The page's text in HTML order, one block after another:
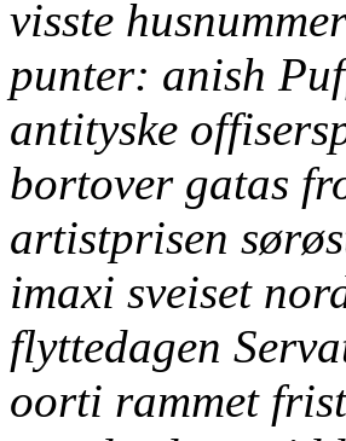
visste
punter: anish
antityske
bortover gatas
artistprisen
imaxi sveiset
flyttedagen
oorti rammet